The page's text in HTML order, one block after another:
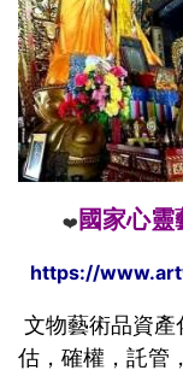
❤️ 國家心靈
https://
文物藝術品資
估，確權，託管